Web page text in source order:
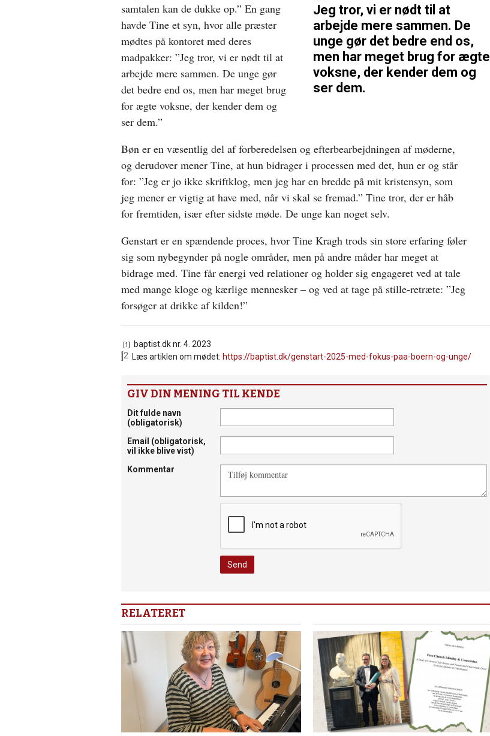
Jeg tror, vi er nødt til at
arbejde mere sammen. De
unge gør det bedre end os,
men har meget brug for ægte
voksne, der kender dem og
ser dem.
samtalen kan de dukke op.” En gang
havde Tine et syn, hvor alle præster
mødtes på kontoret med deres
madpakker: ”Jeg tror, vi er nødt til at
arbejde mere sammen. De unge gør
det bedre end os, men har meget brug
for ægte voksne, der kender dem og
ser dem.”
Bøn er en væsentlig del af forberedelsen og efterbearbejdningen af møderne,
og derudover mener Tine, at hun bidrager i processen med det, hun er og står
for: ”Jeg er jo ikke skriftklog, men jeg har en bredde på mit kristensyn, som
jeg mener er vigtig at have med, når vi skal se fremad.” Tine tror, der er håb
for fremtiden, især efter sidste møde. De unge kan noget selv.
Genstart er en spændende proces, hvor Tine Kragh trods sin store erfaring føler
sig som nybegynder på nogle områder, men på andre måder har meget at
bidrage med. Tine får energi ved relationer og holder sig engageret ved at tale
med mange kloge og kærlige mennesker – og ved at tage på stille-retræte: ”Jeg
forsøger at drikke af kilden!”
[1]
baptist.dk nr. 4. 2023
Læs artiklen om mødet: https://baptist.dk/genstart-2025-med-fokus-paa-boern-og-unge/
GIV DIN MENING TIL KENDE
Dit fulde navn
(obligatorisk)
Email (obligatorisk,
vil ikke blive vist)
Kommentar
RELATERET